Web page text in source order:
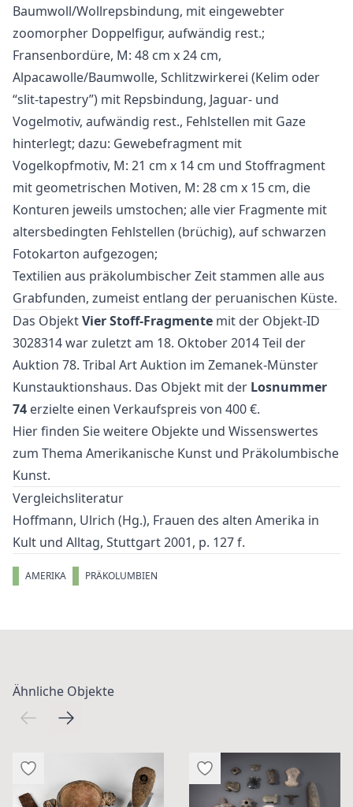
Baumwoll/Wollrepsbindung, mit eingewebter
zoomorpher Doppelfigur, aufwändig rest.;
Fransenbordüre, M: 48 cm x 24 cm,
Alpacawolle/Baumwolle, Schlitzwirkerei (Kelim oder
“slit-tapestry”) mit Repsbindung, Jaguar- und
Vogelmotiv, aufwändig rest., Fehlstellen mit Gaze
hinterlegt; dazu: Gewebefragment mit
Vogelkopfmotiv, M: 21 cm x 14 cm und Stoffragment
mit geometrischen Motiven, M: 28 cm x 15 cm, die
Konturen jeweils umstochen; alle vier Fragmente mit
altersbedingten Fehlstellen (brüchig), auf schwarzen
Fotokarton aufgezogen;
Textilien aus präkolumbischer Zeit stammen alle aus
Grabfunden, zumeist entlang der peruanischen Küste.
Das ObjektVier Stoff-Fragmente mit der Objekt-ID
3028314 war zuletzt am 18. Oktober 2014 Teil der
Auktion 78. Tribal Art Auktion im Zemanek-Münster
Kunstauktionshaus. Das Objekt mit der Losnummer
74 erzielte einen Verkaufspreis von 400 €.
Hier finden Sie weitere Objekte und Wissenswertes
zum Thema Amerikanische Kunst und Präkolumbische
Kunst.
Vergleichsliteratur
Hoffmann, Ulrich (Hg.), Frauen des alten Amerika in
Kult und Alltag, Stuttgart 2001, p. 127 f.
AMERIKA PRÄKOLUMBIEN
Ähnliche Objekte